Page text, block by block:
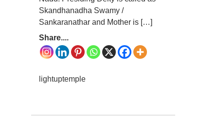
Skandhanadha Swamy /
Sankaranathar and Mother is […]
Share....
lightuptemple